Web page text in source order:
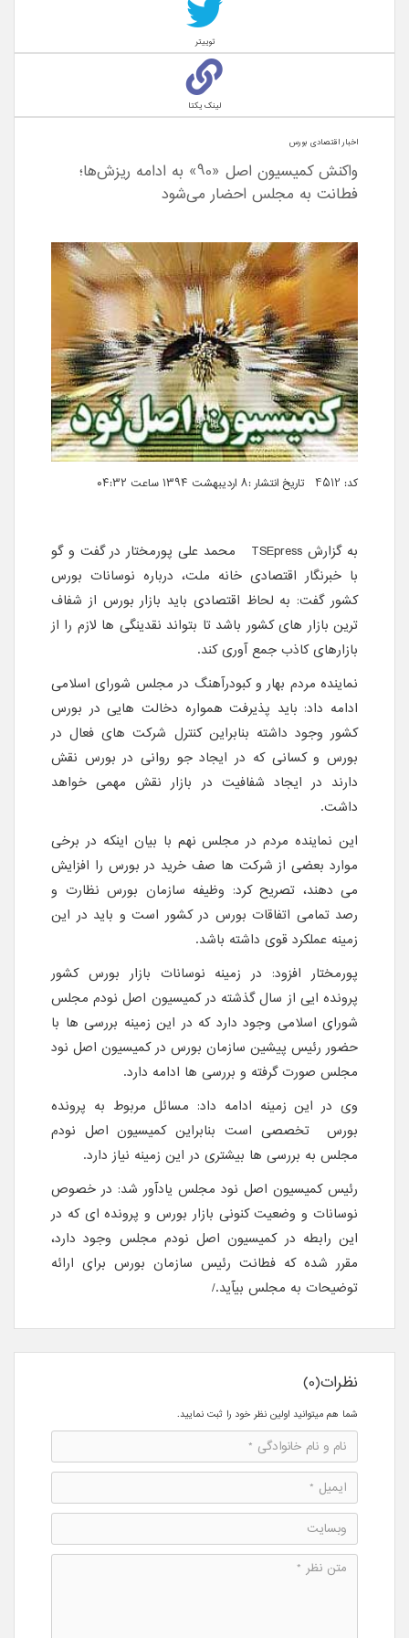
توییتر
لینک یکتا
اخبار اقتصادی بورس
واکنش کمیسیون اصل «90» به ادامه ریزش‌ها؛
فطانت به مجلس احضار می‌شود
کد: 4512 تاریخ انتشار :۸ اردیبهشت ۱۳۹۴ ساعت ۰۴:۳۲
به گزارش TSEpress
محمد علی پورمختار در گفت و گو
با خبرنگار اقتصادی خانه ملت، درباره نوسانات بورس
کشور گفت: به لحاظ اقتصادی باید بازار بورس از شفاف
ترین بازار های کشور باشد تا بتواند نقدینگی ها لازم را از
بازارهای کاذب جمع آوری کند.
نماینده مردم بهار و کبودرآهنگ در مجلس شورای اسلامی
ادامه داد: باید پذیرفت همواره دخالت هایی در بورس
کشور وجود داشته بنابراین کنترل شرکت های فعال در
بورس و کسانی که در ایجاد جو روانی در بورس نقش
دارند در ایجاد شفافیت در بازار نقش مهمی خواهد
داشت.
این نماینده مردم در مجلس نهم با بیان اینکه در برخی
موارد بعضی از شرکت ها صف خرید در بورس را افزایش
می دهند، تصریح کرد: وظیفه سازمان بورس نظارت و
رصد تمامی اتفاقات بورس در کشور است و باید در این
زمینه عملکرد قوی داشته باشد.
پورمختار افزود: در زمینه نوسانات بازار بورس کشور
پرونده ایی از سال گذشته در کمیسیون اصل نودم مجلس
شورای اسلامی وجود دارد که در این زمینه بررسی ها با
حضور رئیس پیشین سازمان بورس در کمیسیون اصل نود
مجلس صورت گرفته و بررسی ها ادامه دارد.
وی در این زمینه ادامه داد: مسائل مربوط به پرونده
بورس تخصصی است بنابراین کمیسیون اصل نودم
مجلس به بررسی ها بیشتری در این زمینه نیاز دارد.
رئیس کمیسیون اصل نود مجلس یادآور شد: در خصوص
نوسانات و وضعیت کنونی بازار بورس و پرونده ای که در
این رابطه در کمیسیون اصل نودم مجلس وجود دارد،
مقرر شده که فطانت رئیس سازمان بورس برای ارائه
توضیحات به مجلس بیآید./
نظرات(0)
شما هم میتوانید اولین نظر خود را ثبت نمایید.